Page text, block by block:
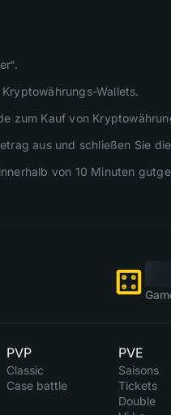
Wallets.
zum Kauf von
aus und schließen Sie
von 10 Minuten
PVP
Classic
Case battle
PVE
Saisons
Tickets
Double